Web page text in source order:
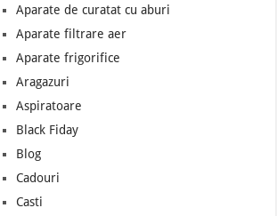
Aparate de curatat cu aburi
Aparate filtrare aer
Aparate frigorifice
Aragazuri
Aspiratoare
Black Fiday
Blog
Cadouri
Casti